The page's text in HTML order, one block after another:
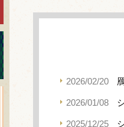
2026/02/20
2026/01/08
2025/12/25